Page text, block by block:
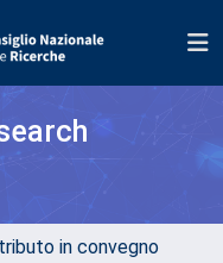
in convegno